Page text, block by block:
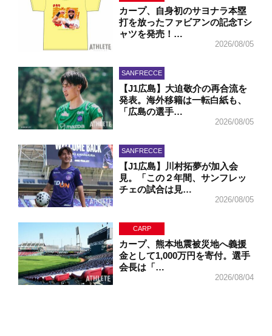
カープ、自身初のサヨナラ本塁
打を放ったファビアンの記念Tシ
ャツを発売！…
2026/08/05
SANFRECCE
【J1広島】大迫敬介の再合流を
発表。海外移籍は一転白紙も、
「広島の選手…
2026/08/05
SANFRECCE
【J1広島】川村拓夢が加入会
見。「この２年間、サンフレッ
チェの試合は見…
2026/08/05
CARP
カープ、熊本地震被災地へ義援
金として1,000万円を寄付。選手
会長は「…
2026/08/04